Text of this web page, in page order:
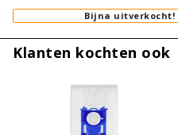
Bijna uitverkocht!
Klanten kochten ook